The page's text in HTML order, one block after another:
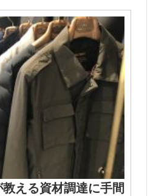
える資材調達に手間